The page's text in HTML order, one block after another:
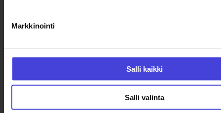
Markkinointi
Salli kaikki
Salli valinta
Uutiset